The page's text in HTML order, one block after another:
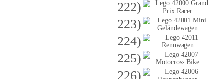
222)
223)
224)
225)
226)